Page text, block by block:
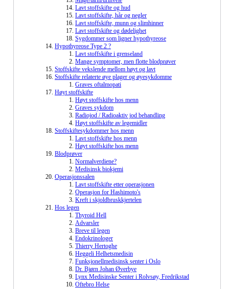
Lavt stoffskifte og hud
Lavt stoffskifte, hår og negler
Lavt stoffskifte, munn og slimhinner
Lavt stoffskifte og dødelighet
Sygdommer som ligner hypothyreose
Hypothyreose Type 2 ?
Lavt stoffskifte i grenseland
Mange symptomer, men flotte blodprøver
Stoffskifte vekslende mellom høyt og lavt
Stoffskifte relaterte øye plager og øyesykdomme
Graves oftalmopati
Høyt stoffskifte
Høyt stoffskifte hos menn
Graves sykdom
Radiojod / Radioaktiv jod behandling
Høyt stoffskifte av legemidler
Stoffskiftesykdommer hos menn
Lavt stoffskifte hos menn
Høyt stoffskifte hos menn
Blodprøver
Normalverdiene?
Medisinsk biokjemi
Operasjonssalen
Lavt stoffskifte etter operasjonen
Operasjon for Hashimoto's
Kreft i skjoldbruskkjertelen
Hos legen
Thyroid Hell
Advarsler
Breve til legen
Endokrinologer
Thierry Hertoghe
Heggeli Helhetsmedisin
Funksjonellmedisinsk senter i Oslo
Dr. Bjørn Johan Øverbye
Lynx Medisinske Senter i Rolvsøy, Fredrikstad
Oftebro Helse